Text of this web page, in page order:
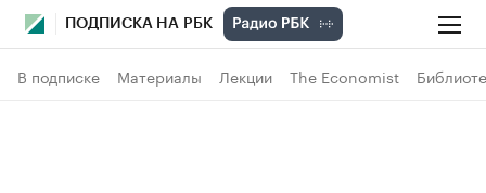
ПОДПИСКА НА РБК
В подписке Материалы Лекции The Economist